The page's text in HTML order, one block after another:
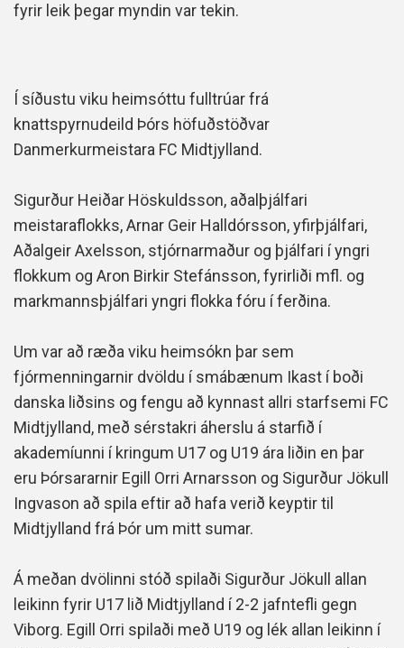
fyrir leik þegar myndin var tekin.
Í síðustu viku heimsóttu fulltrúar frá
knattspyrnudeild Þórs höfuðstöðvar
Danmerkurmeistara FC Midtjylland.
Sigurður Heiðar Höskuldsson, aðalþjálfari
meistaraflokks, Arnar Geir Halldórsson, yfirþjálfari,
Aðalgeir Axelsson, stjórnarmaður og þjálfari í yngri
flokkum og Aron Birkir Stefánsson, fyrirliði mfl. og
markmannsþjálfari yngri flokka fóru í ferðina.
Um var að ræða viku heimsókn þar sem
fjórmenningarnir dvöldu í smábænum Ikast í boði
danska liðsins og fengu að kynnast allri starfsemi FC
Midtjylland, með sérstakri áherslu á starfið í
akademíunni í kringum U17 og U19 ára liðin en þar
eru Þórsararnir Egill Orri Arnarsson og Sigurður Jökull
Ingvason að spila eftir að hafa verið keyptir til
Midtjylland frá Þór um mitt sumar.
Á meðan dvölinni stóð spilaði Sigurður Jökull allan
leikinn fyrir U17 lið Midtjylland í 2-2 jafntefli gegn
Viborg. Egill Orri spilaði með U19 og lék allan leikinn í